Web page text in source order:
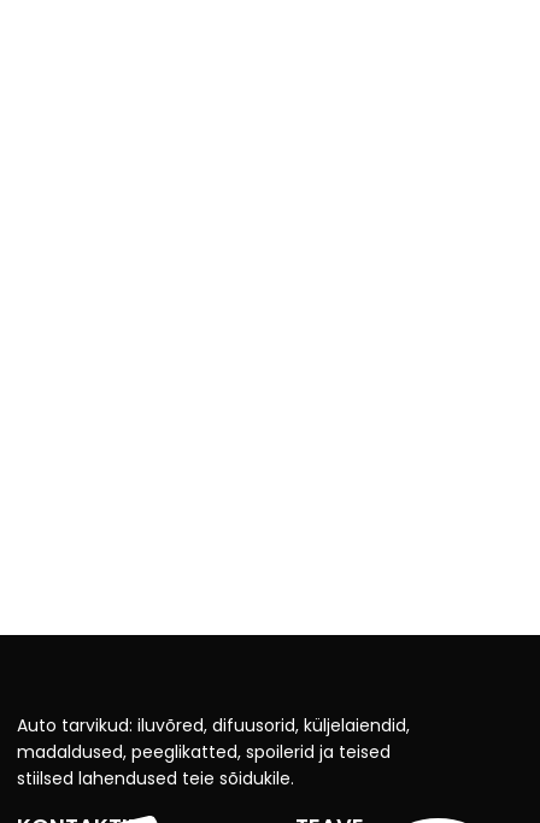
Auto tarvikud: iluvõred, difuusorid, küljelaiendid,
madaldused, peeglikatted, spoilerid ja teised
stiilsed lahendused teie sõidukile.